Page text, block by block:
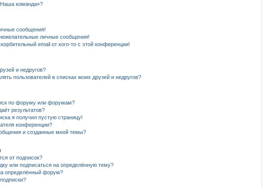
команда»?
сообщения!
личные сообщения!
email от кого-то с этой конференции!
и недругов?
пользователей в списках моих друзей и недругов?
по форуму или форумам?
результатов?
я получил пустую страницу!
конференции?
и созданные мной темы?
от подписок?
или подписаться на определённую тему?
определённый форум?